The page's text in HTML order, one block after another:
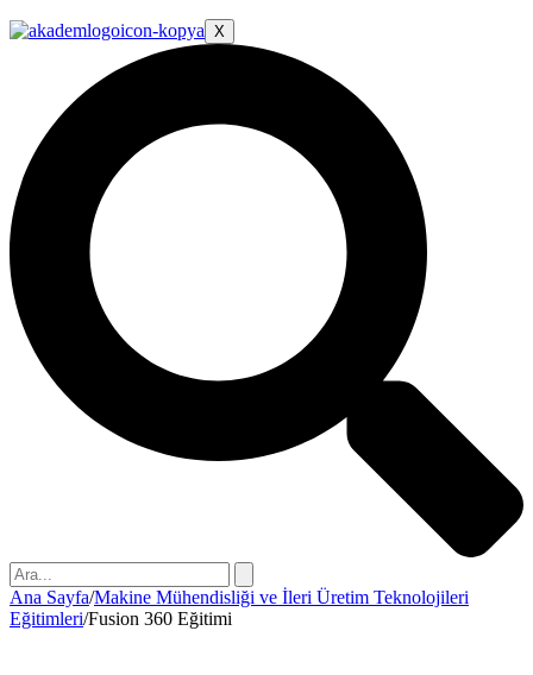
X
Ana Sayfa/Makine Mühendisliği ve İleri Üretim Teknolojileri
Eğitimleri/Fusion 360 Eğitimi